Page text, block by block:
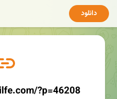
دانلود
?p=46208